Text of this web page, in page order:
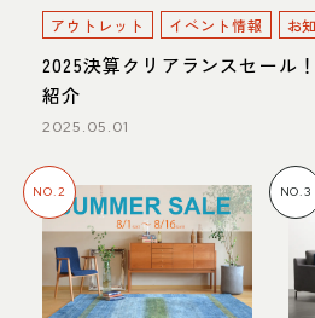
アウトレット イベント情報 お
2025決算クリアランスセール
紹介
2025.05.01
NO.2 NO.3